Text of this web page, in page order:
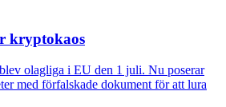
kryptokaos
olagliga i EU den 1 juli. Nu poserar
med förfalskade dokument för att lura